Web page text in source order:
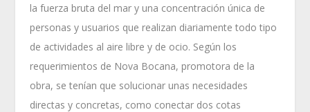
la fuerza bruta del mar y una concentración única de
personas y usuarios que realizan diariamente todo tipo
de actividades al aire libre y de ocio. Según los
requerimientos de Nova Bocana, promotora de la
obra, se tenían que solucionar unas necesidades
directas y concretas, como conectar dos cotas